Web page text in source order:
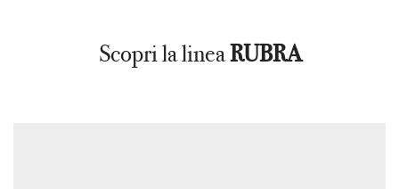
Scopri la lineaRUBRA